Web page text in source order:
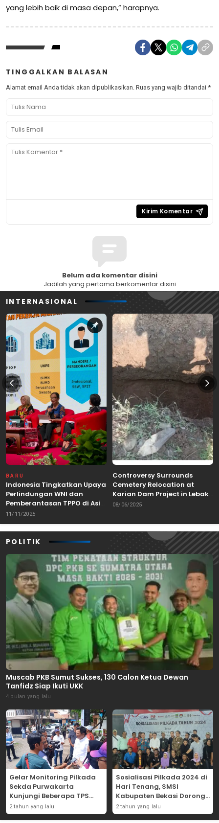
yang lebih baik di masa depan,” harapnya.
TINGGALKAN BALASAN
Alamat email Anda tidak akan dipublikasikan. Ruas yang wajib ditandai *
Belum ada komentar disini
Jadilah yang pertama berkomentar disini
INTERNASIONAL
BARU
Indonesia Tingkatkan Upaya
Perlindungan WNI dan
Pemberantasan TPPO di Asia
Tenggara
11/11/2025
Controversy Surrounds
Cemetery Relocation at
Karian Dam Project in Lebak,
Banten
08/06/2025
POLITIK
Muscab PKB Sumut Sukses, 130 Calon Ketua Dewan
Tanfidz Siap Ikuti UKK
4 bulan yang lalu
Gelar Monitoring Pilkada
Sekda Purwakarta
Kunjungi Beberapa TPS
Yang Ada Di Purwakarta
2 tahun yang lalu
Sosialisasi Pilkada 2024 di
Hari Tenang, SMSI
Kabupaten Bekasi Dorong
Angka Partisipasi
Masyarakat
2 tahun yang lalu